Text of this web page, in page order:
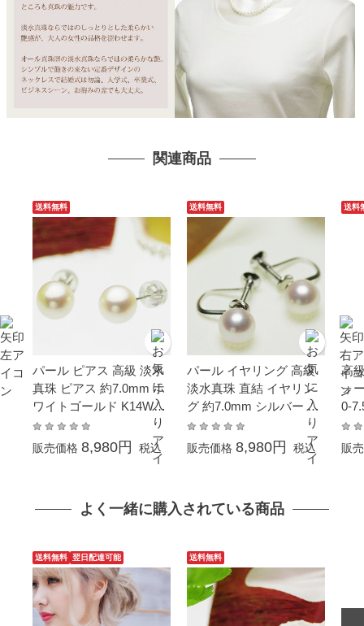
関連商品
送料無料
パール ピアス 高級 淡水
真珠 ピアス 約7.0mm ホ
ワイトゴールド K14WG
フォーマル 結婚式 冠婚
葬祭 成人式 卒業 入園 入
学式 母の日 プレゼント
販売価格 8,980円 税込
送料無料
パール イヤリング 高級
淡水真珠 直結 イヤリン
グ 約7.0mm シルバー SV
結婚式 冠婚葬祭 成人式
卒業 入園 入学式 母の日
プレゼント カジュアル普
販売価格 8,980円 税込
送料
高
ォ
0-
婚
業
販
よく一緒に購入されている商品
送料無料 翌日配達可能 送料無料